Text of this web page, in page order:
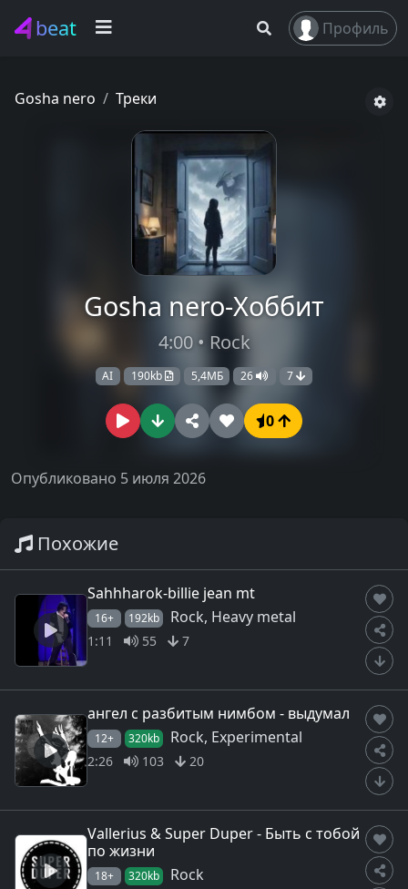
beat Профиль
Gosha nero Треки
Gosha nero-Хоббит
4:00 • Rock
AI 190kb 5,4МБ 26 7
0
Опубликовано 5 июля 2026
Похожие
Sahhharok-billie jean mt
16+ 192kb Rock, Heavy metal
1:11 55 7
ангел с разбитым нимбом - выдумал
12+ 320kb Rock, Experimental
2:26 103 20
Vallerius & Super Duper - Быть с тобой
по жизни
18+ 320kb Rock